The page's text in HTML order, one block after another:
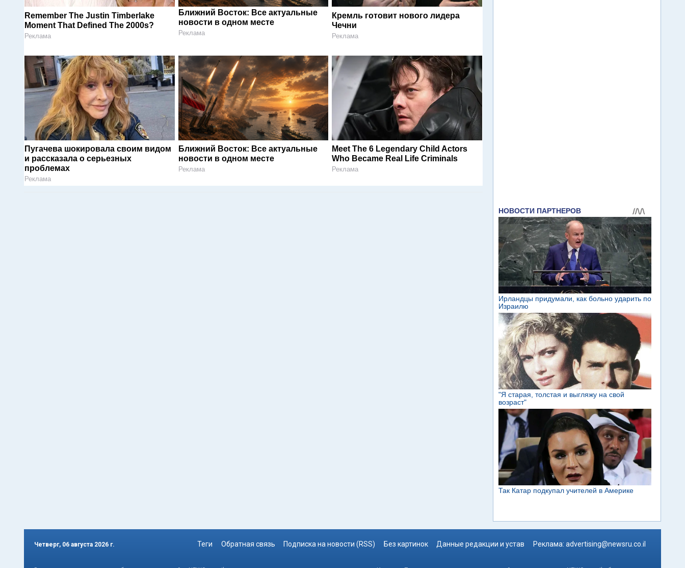
Remember The Justin Timberlake
Moment That Defined The 2000s?
Реклама
Ближний Восток: Все актуальные
новости в одном месте
Реклама
Кремль готовит нового лидера
Чечни
Реклама
Пугачева шокировала своим видом
и рассказала о серьезных
проблемах
Реклама
Ближний Восток: Все актуальные
новости в одном месте
Реклама
Meet The 6 Legendary Child Actors
Who Became Real Life Criminals
Реклама
Четверг, 06 августа 2026 г. Теги Обратная связь Подписка на новости (RSS) Без картинок Данные редакции и устав Реклама: advertising@newsru.co.il